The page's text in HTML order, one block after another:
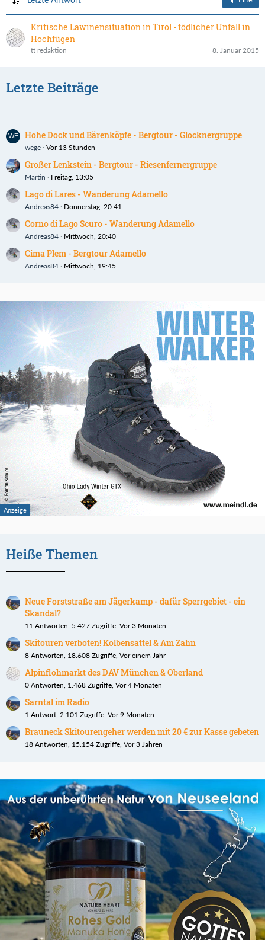
Kritische Lawinensituation in Tirol - tödlicher Unfall in
Hochfügen
tt redaktion 8. Januar 2015
Letzte Beiträge
Hohe Dock und Bärenköpfe - Bergtour - Glocknergruppe
wege Vor 13 Stunden
Großer Lenkstein - Bergtour - Riesenfernergruppe
Martin Freitag, 13:05
Lago di Lares - Wanderung Adamello
Andreas84 Donnerstag, 20:41
Corno di Lago Scuro - Wanderung Adamello
Andreas84 Mittwoch, 20:40
Cima Plem - Bergtour Adamello
Andreas84 Mittwoch, 19:45
Heiße Themen
Neue Forststraße am Jägerkamp - dafür Sperrgebiet - ein
Skandal?
11 Antworten, 5.427 Zugriffe, Vor 3 Monaten
Skitouren verboten! Kolbensattel & Am Zahn
8 Antworten, 18.608 Zugriffe, Vor einem Jahr
Alpinflohmarkt des DAV München & Oberland
0 Antworten, 1.468 Zugriffe, Vor 4 Monaten
Sarntal im Radio
1 Antwort, 2.101 Zugriffe, Vor 9 Monaten
Brauneck Skitourengeher werden mit 20 € zur Kasse gebeten
18 Antworten, 15.154 Zugriffe, Vor 3 Jahren